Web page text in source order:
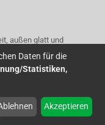
außen glatt und
manchmal über
hellrot, zylindrisch
auch völlig weiß, rosa
sehr spitz
Daten für die
Statistiken,
Akzeptieren